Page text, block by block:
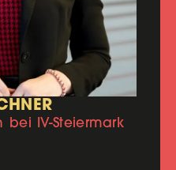
bei IV-Steiermark